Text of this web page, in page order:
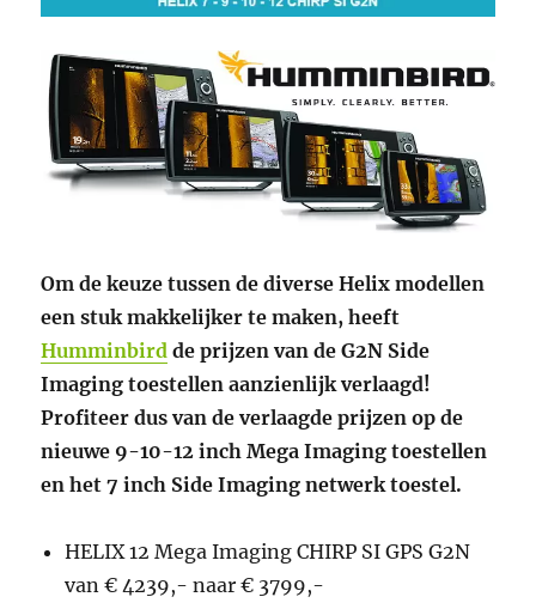
Om de keuze tussen de diverse Helix modellen
een stuk makkelijker te maken, heeft
Humminbird de prijzen van de G2N Side
Imaging toestellen aanzienlijk verlaagd!
Profiteer dus van de verlaagde prijzen op de
nieuwe 9-10-12 inch Mega Imaging toestellen
en het 7 inch Side Imaging netwerk toestel.
HELIX 12 Mega Imaging CHIRP SI GPS G2N
van € 4239,- naar € 3799,-